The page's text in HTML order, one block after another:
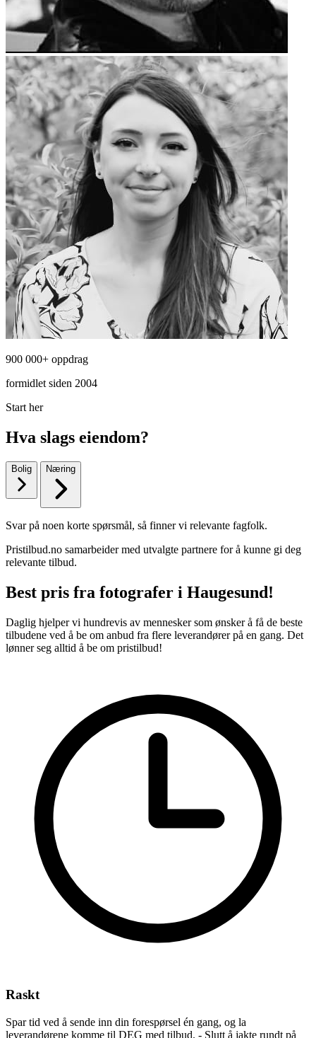
900 000+ oppdrag
formidlet siden 2004
Start her
Hva slags eiendom?
Bolig Næring
Svar på noen korte spørsmål, så finner vi relevante fagfolk.
Pristilbud.no samarbeider med utvalgte partnere for å kunne gi deg
relevante tilbud.
Best pris fra fotografer i Haugesund!
Daglig hjelper vi hundrevis av mennesker som ønsker å få de beste
tilbudene ved å be om anbud fra flere leverandører på en gang. Det
lønner seg alltid å be om pristilbud!
Raskt
Spar tid ved å sende inn din forespørsel én gang, og la
leverandørene komme til DEG med tilbud. - Slutt å jakte rundt på